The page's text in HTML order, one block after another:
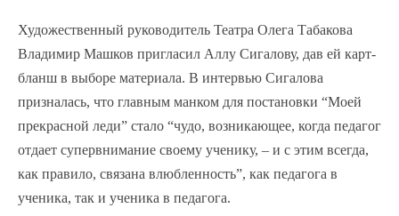
Художественный руководитель Театра Олега Табакова
Владимир Машков пригласил Аллу Сигалову, дав ей карт-
бланш в выборе материала. В интервью Сигалова
призналась, что главным манком для постановки “Моей
прекрасной леди” стало “чудо, возникающее, когда педагог
отдает супервнимание своему ученику, – и с этим всегда,
как правило, связана влюбленность”, как педагога в
ученика, так и ученика в педагога.